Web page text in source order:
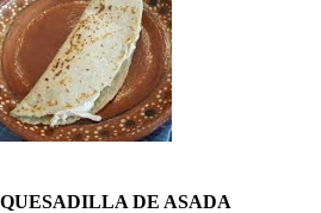
QUESADILLA DE ASADA